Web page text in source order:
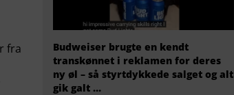
fra
Budweiser brugte en kendt
transkønnet i reklamen for deres
ny øl – så styrtdykkede salget og alt
gik galt …